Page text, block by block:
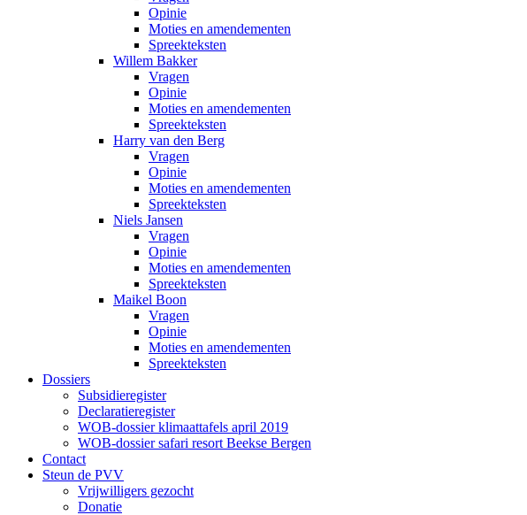
Opinie
Moties en amendementen
Spreekteksten
Willem Bakker
Vragen
Opinie
Moties en amendementen
Spreekteksten
Harry van den Berg
Vragen
Opinie
Moties en amendementen
Spreekteksten
Niels Jansen
Vragen
Opinie
Moties en amendementen
Spreekteksten
Maikel Boon
Vragen
Opinie
Moties en amendementen
Spreekteksten
Dossiers
Subsidieregister
Declaratieregister
WOB-dossier klimaattafels april 2019
WOB-dossier safari resort Beekse Bergen
Contact
Steun de PVV
Vrijwilligers gezocht
Donatie